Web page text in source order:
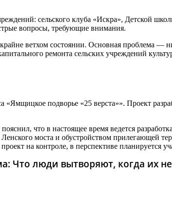
сельского клуба «Искра», Детской
вопросы, требующие внимания.
ветхом состоянии. Основная проблема
ремонта сельских учреждений
подворье «25 верста»». Проект
что в настоящее время ведется
моста и обустройством прилегающей
на контроле, в перспективе планируется
Что люди вытворяют, когда их